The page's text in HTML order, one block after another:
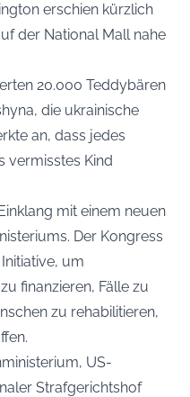
erschien kürzlich
der National Mall nahe
20.000 Teddybären
die ukrainische
an, dass jedes
vermisstes Kind
mit einem neuen
Der Kongress
um
finanzieren, Fälle zu
zu rehabilitieren,
US-
Strafgerichtshof